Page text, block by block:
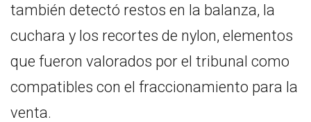
también detectó restos en la balanza, la
cuchara y los recortes de nylon, elementos
que fueron valorados por el tribunal como
compatibles con el fraccionamiento para la
venta.